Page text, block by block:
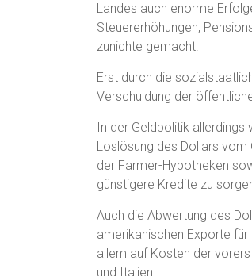
Landes auch enorme
Steuererhöhungen,
zunichte gemacht.
Erst durch die
Verschuldung der
In der Geldpolitik
Loslösung des Dollars vom
der Farmer-Hypotheken
günstigere Kredite zu
Auch die Abwertung des
amerikanischen Exporte
allem auf Kosten der
und Italien.